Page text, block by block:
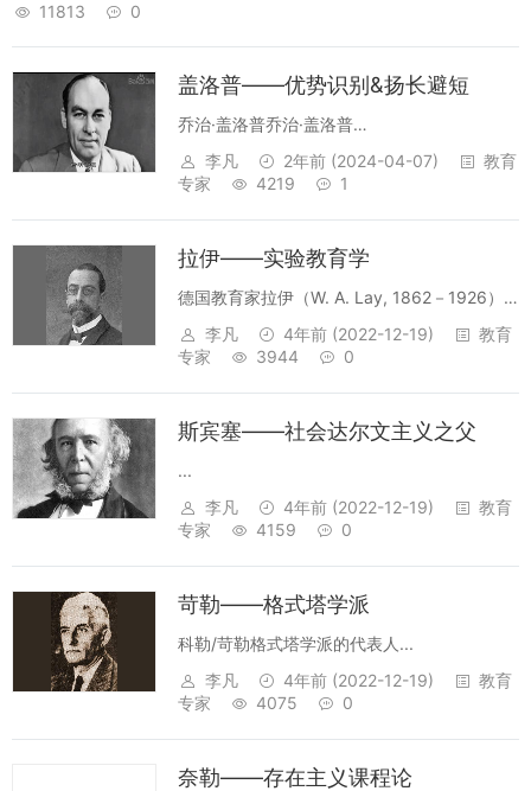
11813
0
盖洛普——优势识别&扬长避短
乔治·盖洛普乔治·盖洛普
(Gallup,GeorgeHorace，1901年11月18日—
1984年7月26日)，出生于美国爱荷华州，毕业
创始人、民意调查的组织...
李凡 2年前 (2024-04-07)
教育
专家
4219 1
拉伊——实验教育学
德国教育家拉伊（W. A. Lay, 1862－1926）
1903年出版的《实验教育学》，完成了对实验
教育学的系统论述。...
李凡 4年前 (2022-12-19)
教育
专家
3944 0
斯宾塞——社会达尔文主义之父
...
李凡
4年前 (2022-12-19)
教育
专家
4159 0
苛勒——格式塔学派
科勒/苛勒格式塔学派的代表人...
李凡
4年前 (2022-12-19)
教育
专家
4075 0
奈勒——存在主义课程论